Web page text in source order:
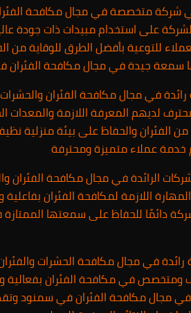
متخصصة في مجال مكافحة
على استخدام مبيدات ذات جودة
للتوعية بأفضل الطرق للوقاية من
سمعة جيدة في مجال مكافحة الفئران
في مجال مكافحة الفئران
لديهم المعرفة اللازمة والمعدات
من الفئران والحفاظ على بيئة
عملاء متميزة ومحترفة
الرائدة في مجال مكافحة الفئران
اللازمة لمكافحة الفئران
دائمًا للحفاظ على سمعتها
في مجال مكافحة الحشرات
في مكافحة الفئران بفعالية
في مجال مكافحة الفئران في سمنود